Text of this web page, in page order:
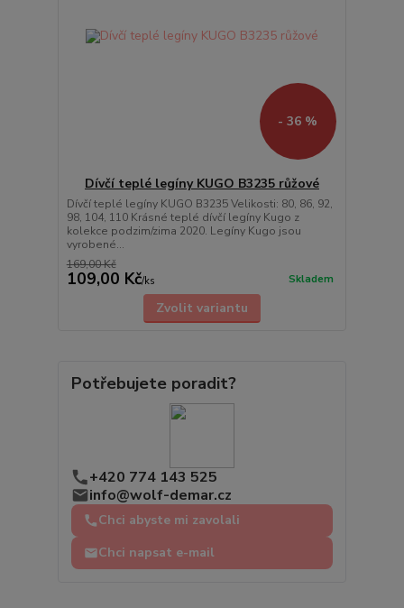
- 36 %
Dívčí teplé legíny KUGO B3235 růžové
Dívčí teplé legíny KUGO B3235 Velikosti: 80, 86, 92,
98, 104, 110 Krásné teplé dívčí legíny Kugo z
kolekce podzim/zima 2020. Legíny Kugo jsou
vyrobené...
169,00 Kč
109,00 Kč/ks Skladem
Zvolit variantu
Potřebujete poradit?
+420 774 143 525
info@wolf-demar.cz
Chci abyste mi zavolali
Chci napsat e-mail